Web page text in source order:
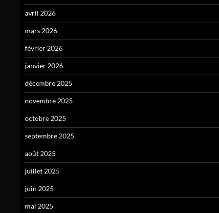
avril 2026
mars 2026
février 2026
janvier 2026
décembre 2025
novembre 2025
octobre 2025
septembre 2025
août 2025
juillet 2025
juin 2025
mai 2025